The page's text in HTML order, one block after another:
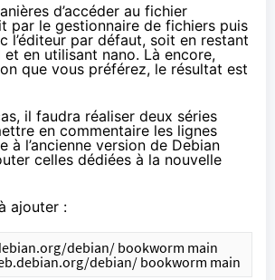
d’accéder au fichier
par le gestionnaire de fichiers puis
l’éditeur par défaut, soit en restant
en utilisant nano. Là encore,
que vous préférez, le résultat est
il faudra réaliser deux séries
en commentaire les lignes
à l’ancienne version de Debian
celles dédiées à la nouvelle
ajouter :
debian/ bookworm main
debian/ bookworm main